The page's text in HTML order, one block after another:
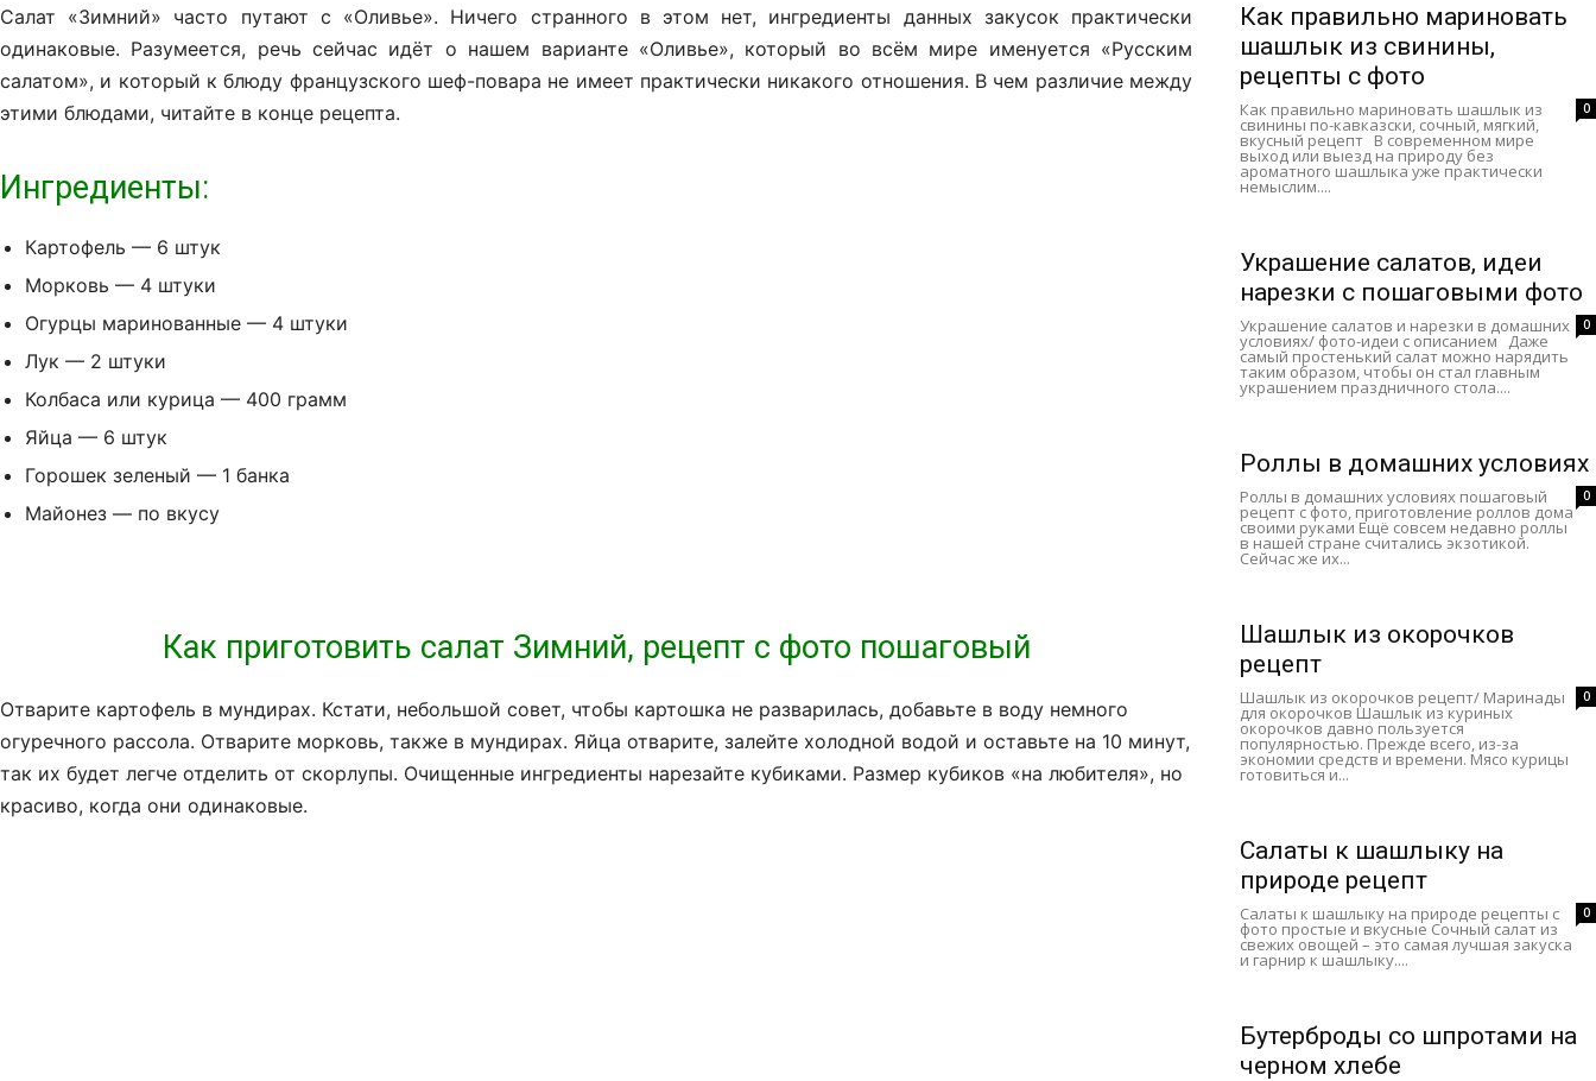
Салат «Зимний» часто путают с «Оливье». Ничего странного в этом нет, ингредиенты данных закусок практически
одинаковые. Разумеется, речь сейчас идёт о нашем варианте «Оливье», который во всём мире именуется «Русским
салатом», и который к блюду французского шеф-повара не имеет практически никакого отношения. В чем различие между
этими блюдами, читайте в конце рецепта.
Ингредиенты:
Картофель — 6 штук
Морковь — 4 штуки
Огурцы маринованные — 4 штуки
Лук — 2 штуки
Колбаса или курица — 400 грамм
Яйца — 6 штук
Горошек зеленый — 1 банка
Майонез — по вкусу
Как приготовить салат Зимний, рецепт с фото пошаговый
Отварите картофель в мундирах. Кстати, небольшой совет, чтобы картошка не разварилась, добавьте в воду немного
огуречного рассола. Отварите морковь, также в мундирах. Яйца отварите, залейте холодной водой и оставьте на 10 минут,
так их будет легче отделить от скорлупы. Очищенные ингредиенты нарезайте кубиками. Размер кубиков «на любителя», но
красиво, когда они одинаковые.
Как правильно мариновать
шашлык из свинины,
рецепты с фото
0
Как правильно мариновать шашлык из
свинины по-кавказски, сочный, мягкий,
вкусный рецепт В современном мире
выход или выезд на природу без
ароматного шашлыка уже практически
немыслим....
Украшение салатов, идеи
нарезки с пошаговыми фото
0
Украшение салатов и нарезки в домашних
условиях/ фото-идеи с описанием Даже
самый простенький салат можно нарядить
таким образом, чтобы он стал главным
украшением праздничного стола....
Роллы в домашних условиях
0
Роллы в домашних условиях пошаговый
рецепт с фото, приготовление роллов дома
своими руками Ещё совсем недавно роллы
в нашей стране считались экзотикой.
Сейчас же их...
Шашлык из окорочков
рецепт
0
Шашлык из окорочков рецепт/ Маринады
для окорочков Шашлык из куриных
окорочков давно пользуется
популярностью. Прежде всего, из-за
экономии средств и времени. Мясо курицы
готовиться и...
Салаты к шашлыку на
природе рецепт
0
Салаты к шашлыку на природе рецепты с
фото простые и вкусные Сочный салат из
свежих овощей – это самая лучшая закуска
и гарнир к шашлыку....
Бутерброды со шпротами на
черном хлебе